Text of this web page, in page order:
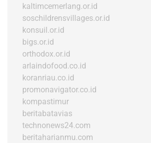
kaltimcemerlang.or.id
soschildrensvillages.or.id
konsuil.or.id
bigs.or.id
orthodox.or.id
arlaindofood.co.id
koranriau.co.id
promonavigator.co.id
kompastimur
beritabatavias
technonews24.com
beritaharianmu.com